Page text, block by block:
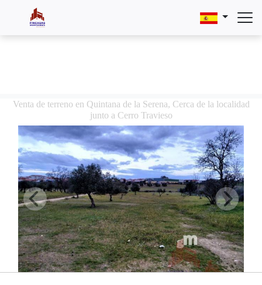
Venta de terreno en Quintana de la Serena, Cerca de la localidad
junto a Cerro Travieso